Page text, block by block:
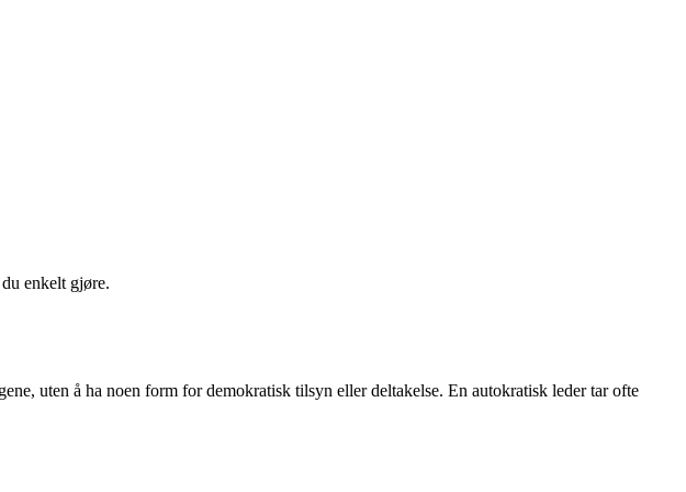
enkelt gjøre.
uten å ha noen form for demokratisk tilsyn eller deltakelse. En autokratisk leder tar ofte